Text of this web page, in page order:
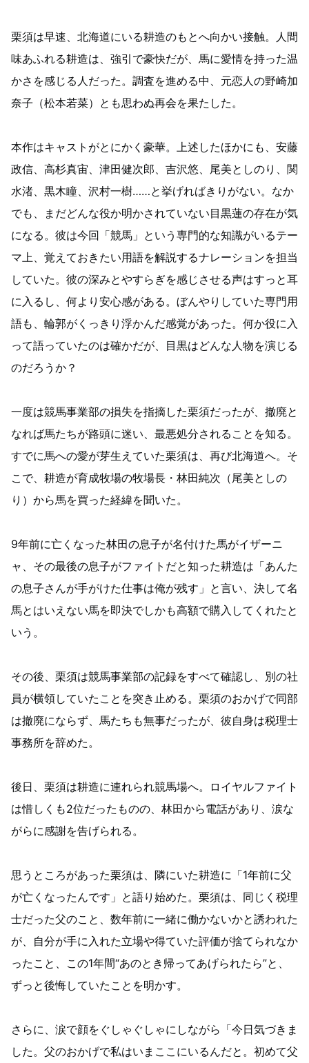
栗須は早速、北海道にいる耕造のもとへ向かい接触。人間
味あふれる耕造は、強引で豪快だが、馬に愛情を持った温
かさを感じる人だった。調査を進める中、元恋人の野崎加
奈子（松本若菜）とも思わぬ再会を果たした。
本作はキャストがとにかく豪華。上述したほかにも、安藤
政信、高杉真宙、津田健次郎、吉沢悠、尾美としのり、関
水渚、黒木瞳、沢村一樹……と挙げればきりがない。なか
でも、まだどんな役か明かされていない目黒蓮の存在が気
になる。彼は今回「競馬」という専門的な知識がいるテー
マ上、覚えておきたい用語を解説するナレーションを担当
していた。彼の深みとやすらぎを感じさせる声はすっと耳
に入るし、何より安心感がある。ぼんやりしていた専門用
語も、輪郭がくっきり浮かんだ感覚があった。何か役に入
って語っていたのは確かだが、目黒はどんな人物を演じる
のだろうか？
一度は競馬事業部の損失を指摘した栗須だったが、撤廃と
なれば馬たちが路頭に迷い、最悪処分されることを知る。
すでに馬への愛が芽生えていた栗須は、再び北海道へ。そ
こで、耕造が育成牧場の牧場長・林田純次（尾美としの
り）から馬を買った経緯を聞いた。
9年前に亡くなった林田の息子が名付けた馬がイザーニ
ャ、その最後の息子がファイトだと知った耕造は「あんた
の息子さんが手がけた仕事は俺が残す」と言い、決して名
馬とはいえない馬を即決でしかも高額で購入してくれたと
いう。
その後、栗須は競馬事業部の記録をすべて確認し、別の社
員が横領していたことを突き止める。栗須のおかげで同部
は撤廃にならず、馬たちも無事だったが、彼自身は税理士
事務所を辞めた。
後日、栗須は耕造に連れられ競馬場へ。ロイヤルファイト
は惜しくも2位だったものの、林田から電話があり、涙な
がらに感謝を告げられる。
思うところがあった栗須は、隣にいた耕造に「1年前に父
が亡くなったんです」と語り始めた。栗須は、同じく税理
士だった父のこと、数年前に一緒に働かないかと誘われた
が、自分が手に入れた立場や得ていた評価が捨てられなか
ったこと、この1年間“あのとき帰ってあげられたら”と、
ずっと後悔していたことを明かす。
さらに、涙で顔をぐしゃぐしゃにしながら「今日気づきま
した。父のおかげで私はいまここにいるんだと。初めて父